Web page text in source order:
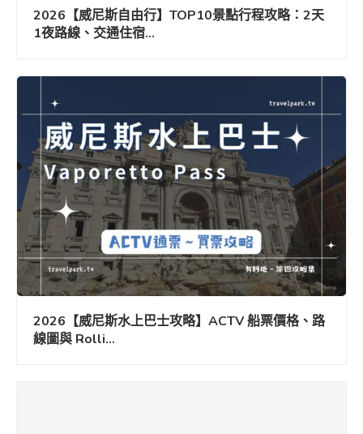
2026【威尼斯自由行】TOP10景點行程攻略：2天
1夜路線、交通住宿...
2026【威尼斯水上巴士攻略】ACTV 船票價格、路
線圖與 Rolli...